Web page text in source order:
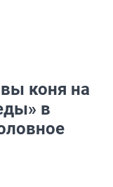
коня на
в